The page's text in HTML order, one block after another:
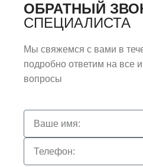
ОБРАТНЫЙ
СПЕЦИАЛИСТА
Мы свяжемся с вами в
подробно ответим на все
вопросы